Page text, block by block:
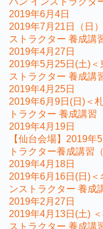
2019年6月4日
2019年7月21日（日
ストラクター 養成講
2019年4月27日
2019年5月25日(土)
ストラクター 養成講
2019年4月25日
2019年6月9日(日)＜
トラクター 養成講習
2019年4月19日
【仙台会場】2019
トラクター養成講習
2019年4月18日
2019年6月16日(日)
ンストラクター 養成
2019年2月27日
2019年4月13日(土)
ストラクター 養成講